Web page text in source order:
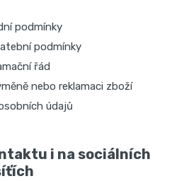
podmínky
podmínky
řád
nebo reklamaci zboží
údajů
i na sociálních